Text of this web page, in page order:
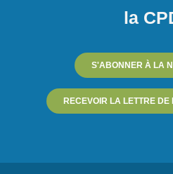
la
S'ABONNER À LA
RECEVOIR LA LETTRE